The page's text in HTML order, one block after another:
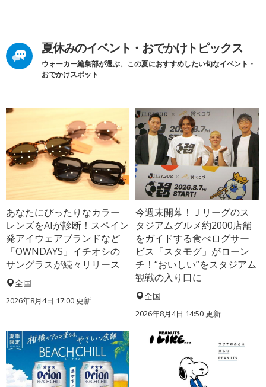
夏休みのイベント・おでかけトピックス
ウォーカー編集部が選ぶ、この夏におすすめしたい旬なイベント・
おでかけスポット
あなたにぴったりなカラー
レンズをAIが診断！スペイン
発アイウェアブランドなど
「OWNDAYS」イチオシの
サングラスが続々リリース
全国
2026年8月4日 17:00更新
今週末開幕！Ｊリーグのス
タジアムグルメ約2000店舗
をガイドする食べログサー
ビス「スタモグ」がローン
チ！“おいしい”をスタジアム
観戦の入り口に
全国
2026年8月4日 14:50更新